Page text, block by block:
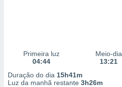
Primeira luz
04:44
Meio-dia
13:21
Duração do dia 15h41m
Luz da manhã restante 3h26m